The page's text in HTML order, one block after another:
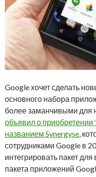
Google хочет сделать
основного набора
более заманчивыми для
объявил о приобретении
названием Synergyse,
сотрудниками Google в
интегрировать пакет
пакета приложений